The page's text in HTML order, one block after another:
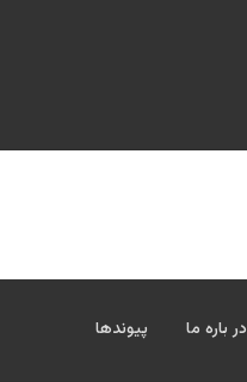
در باره ما پیوندها